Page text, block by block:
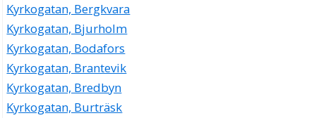
Kyrkogatan, Bergkvara
Kyrkogatan, Bjurholm
Kyrkogatan, Bodafors
Kyrkogatan, Brantevik
Kyrkogatan, Bredbyn
Kyrkogatan, Burträsk